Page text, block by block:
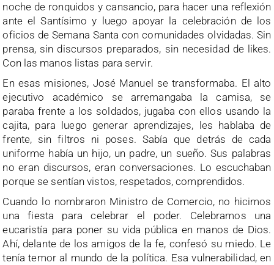
noche de ronquidos y cansancio, para hacer una reflexión
ante el Santísimo y luego apoyar la celebración de los
oficios de Semana Santa con comunidades olvidadas. Sin
prensa, sin discursos preparados, sin necesidad de likes.
Con las manos listas para servir.
En esas misiones, José Manuel se transformaba. El alto
ejecutivo académico se arremangaba la camisa, se
paraba frente a los soldados, jugaba con ellos usando la
cajita, para luego generar aprendizajes, les hablaba de
frente, sin filtros ni poses. Sabía que detrás de cada
uniforme había un hijo, un padre, un sueño. Sus palabras
no eran discursos, eran conversaciones. Lo escuchaban
porque se sentían vistos, respetados, comprendidos.
Cuando lo nombraron Ministro de Comercio, no hicimos
una fiesta para celebrar el poder. Celebramos una
eucaristía para poner su vida pública en manos de Dios.
Ahí, delante de los amigos de la fe, confesó su miedo. Le
tenía temor al mundo de la política. Esa vulnerabilidad, en